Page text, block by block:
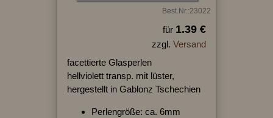
Best.Nr.:23022
für 1.39 €
zzgl. Versand
facettierte Glasperlen
hellviolett transp. mit lüster,
hergestellt in Gablonz Tschechien
Perlengröße: ca. 6mm